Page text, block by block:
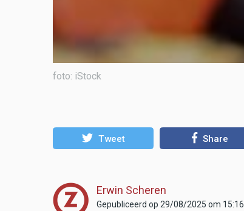
foto: iStock
Tweet Share
Erwin Scheren
Gepubliceerd op 29/08/2025 om 15:16